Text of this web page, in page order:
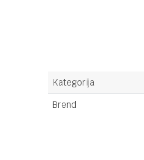
Kategorija
Brend